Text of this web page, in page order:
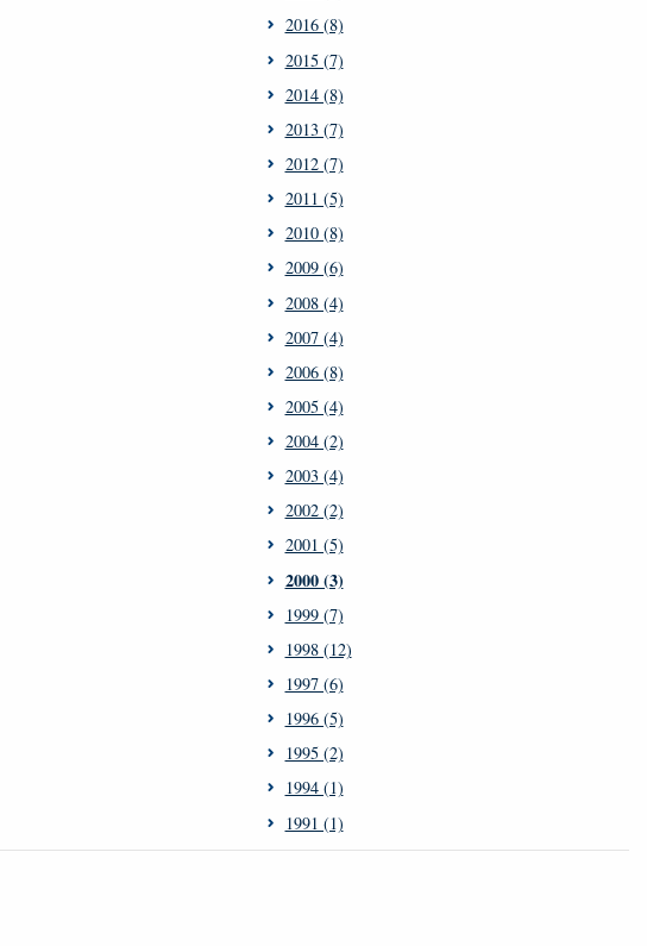
2016 (8)
2015 (7)
2014 (8)
2013 (7)
2012 (7)
2011 (5)
2010 (8)
2009 (6)
2008 (4)
2007 (4)
2006 (8)
2005 (4)
2004 (2)
2003 (4)
2002 (2)
2001 (5)
2000 (3)
1999 (7)
1998 (12)
1997 (6)
1996 (5)
1995 (2)
1994 (1)
1991 (1)